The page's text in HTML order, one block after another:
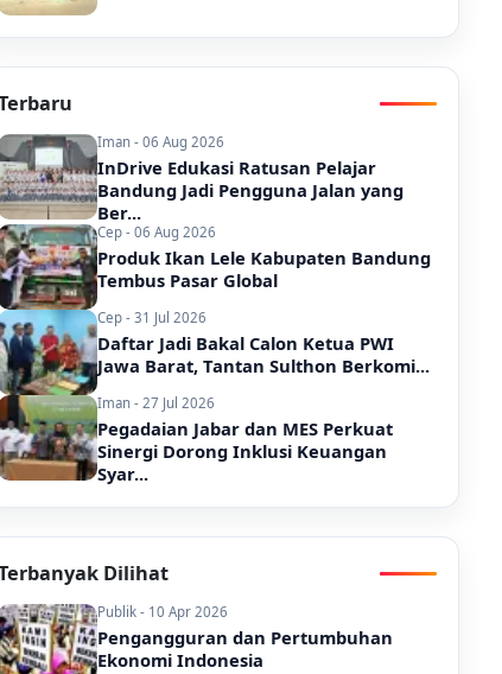
Iman - 06 Aug 2026
InDrive Edukasi Ratusan Pelajar
Bandung Jadi Pengguna Jalan yang
Ber...
Cep - 06 Aug 2026
Produk Ikan Lele Kabupaten Bandung
Tembus Pasar Global
Cep - 31 Jul 2026
Daftar Jadi Bakal Calon Ketua PWI
Jawa Barat, Tantan Sulthon Berkomi...
Iman - 27 Jul 2026
Pegadaian Jabar dan MES Perkuat
Sinergi Dorong Inklusi Keuangan
Syar...
Dilihat
Publik - 10 Apr 2026
Pengangguran dan Pertumbuhan
Ekonomi Indonesia